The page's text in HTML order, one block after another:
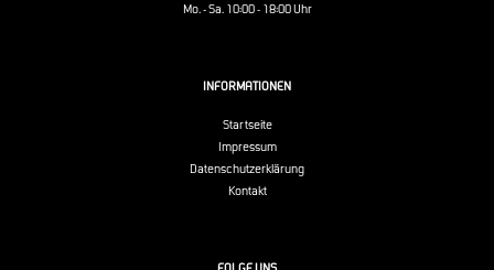
Mo. - Sa. 10:00 - 18:00 Uhr
INFORMATIONEN
Startseite
Impressum
Datenschutzerklärung
Kontakt